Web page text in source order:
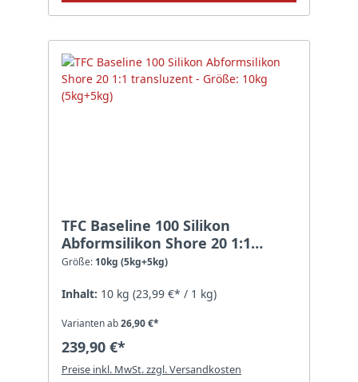
TFC Baseline 100 Silikon
Abformsilikon Shore 20 1:1
transluzent - Größe: 10kg
Größe: 10kg (5kg+5kg)
Inhalt: 10 kg (23,99 €* / 1 kg)
Varianten ab26,90 €*
239,90 €*
Preise inkl. MwSt. zzgl. Versandkosten